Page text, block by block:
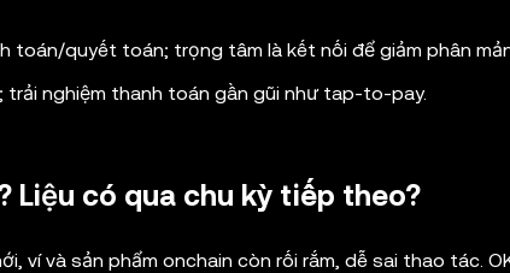
toán/quyết toán; trọng tâm là kết nối để giảm phân
trải nghiệm thanh toán gần gũi như tap-to-pay.
Liệu có qua chu kỳ tiếp theo?
ví và sản phẩm onchain còn rối rắm, dễ sai thao tác.